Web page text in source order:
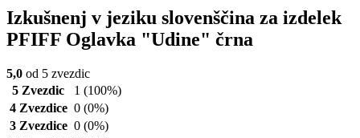
Izkušnenj v jeziku slovenščina za izdelek
PFIFF Oglavka "Udine" črna
5,0 od 5 zvezdic
5 Zvezdic
1 (100%)
4 Zvezdice 0 (0%)
3 Zvezdice 0 (0%)